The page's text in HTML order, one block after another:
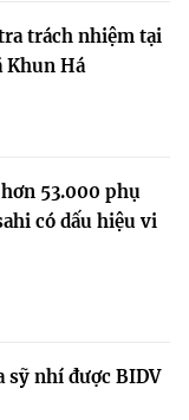
trách nhiệm tại
Khun Há
53.000 phụ
có dấu hiệu vi
sỹ nhí được BIDV